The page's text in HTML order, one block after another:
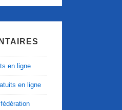
en ligne
en ligne